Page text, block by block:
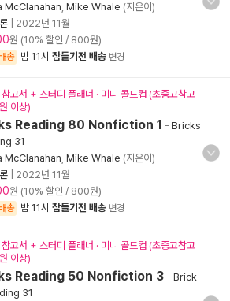
McClanahan Mike Whale (지은이)
2022년 11월
원 (10% 할인 / 800원)
송 밤 11시 잠들기전 배송 변경
고서 + 스터디 플래너 · 미니 콜드컵 (초중고참고
이상)
Reading 80 Nonfiction 1 - Bricks
31
McClanahan Mike Whale (지은이)
2022년 11월
원 (10% 할인 / 800원)
송 밤 11시 잠들기전 배송 변경
고서 + 스터디 플래너 · 미니 콜드컵 (초중고참고
이상)
Reading 50 Nonfiction 3 - Brick
31